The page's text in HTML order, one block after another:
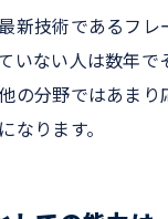
新技術であるフレ
いない人は数年で
の分野ではあまり
なります。